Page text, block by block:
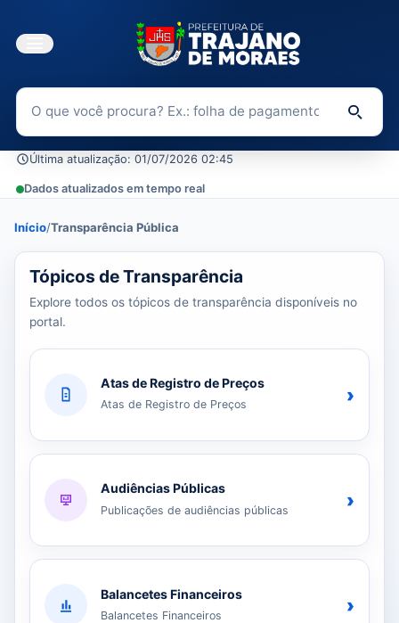
Buscar no Portal da Transparência
Última atualização: 01/07/2026 02:45
Dados atualizados em tempo real
Início/Transparência Pública
39 tópicos carregados do banco de dados.
Tópicos de Transparência
Explore todos os tópicos de transparência disponíveis no
portal.
Atas de Registro de Preços
Atas de Registro de Preços ›
Audiências Públicas
Publicações de audiências públicas ›
Balancetes Financeiros
Balancetes Financeiros ›